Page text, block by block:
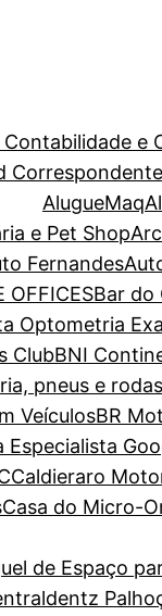
e
AlugueMaq
e Pet Shop
Fernandes
OFFICESBar do
Optometria
ClubBNI
pneus e
VeículosBR
Especialista
Caldieraro
Casa do Micro-
de Espaço